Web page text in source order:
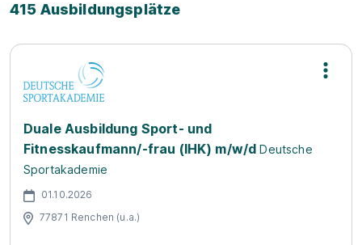
415 Ausbildungsplätze
Duale Ausbildung Sport- und
Fitnesskaufmann/-frau (IHK) m/w/d Deutsche
Sportakademie
01.10.2026
77871 Renchen (u.a.)